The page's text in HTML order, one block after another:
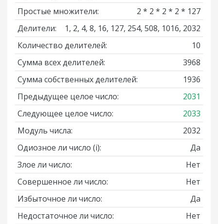
Простые множители:
2 * 2 * 2 * 2 * 127
Делители:
1, 2, 4, 8, 16, 127, 254, 508, 1016, 2032
Количество делителей:
10
Сумма всех делителей:
3968
Сумма собственных делителей:
1936
Предыдущее целое число:
2031
Следующее целое число:
2033
Модуль числа:
2032
Одиозное ли число (i):
Да
Злое ли число:
Нет
Совершенное ли число:
Нет
Избыточное ли число:
Да
Недостаточное ли число:
Нет